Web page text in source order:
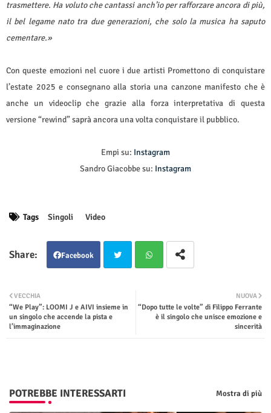
trasmettere. Ha voluto che cantassi anch’io per rafforzare ancora di più,
il bel legame nato tra due generazioni, che solo la musica ha saputo
cementare.»
Con queste emozioni nel cuore i due artisti Promettono di conquistare
l’estate 2025 e consegnano alla storia una canzone manifesto che è
anche un videoclip che grazie alla forza interpretativa di questa
versione “rewind” saprà ancora una volta conquistare il pubblico.
Empi su: Instagram
Sandro Giacobbe su: Instagram
Tags Singoli Video
Facebook
ter tsap
NUOVA
“Dopo tutte le volte” di Filippo Ferrante
è il singolo che unisce emozione e
sincerità
VECCHIA
“We Play”: LOOMI J e AIVI insieme in
un singolo che accende la pista e
l’immaginazione
POTREBBE INTERESSARTI Mostra di più